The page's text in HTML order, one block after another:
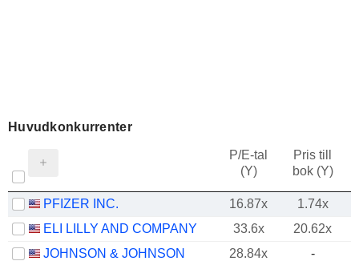
Huvudkonkurrenter
P/E-tal
(Y)
Pris till
bok (Y)
PFIZER INC. 16.87x
1.74x
ELI LILLY AND COMPANY
33.6x
20.62x
JOHNSON & JOHNSON
28.84x
-